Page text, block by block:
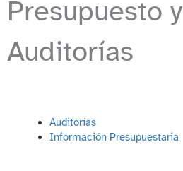
Presupuesto y
Auditorías
Auditorías
Información Presupuestaria